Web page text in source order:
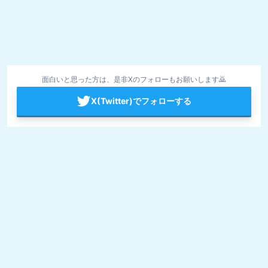
面白いと思った方は、是非Xのフォローもお願いします🙇
X(Twitter)でフォローする